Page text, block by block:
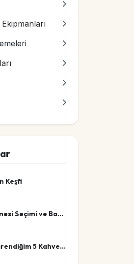
Keşfi
Filtre Kahve Makinesi Seçimi ve Bakım İpuçları
Bir Baristadan Öğrendiğim 5 Kahve Sırrı